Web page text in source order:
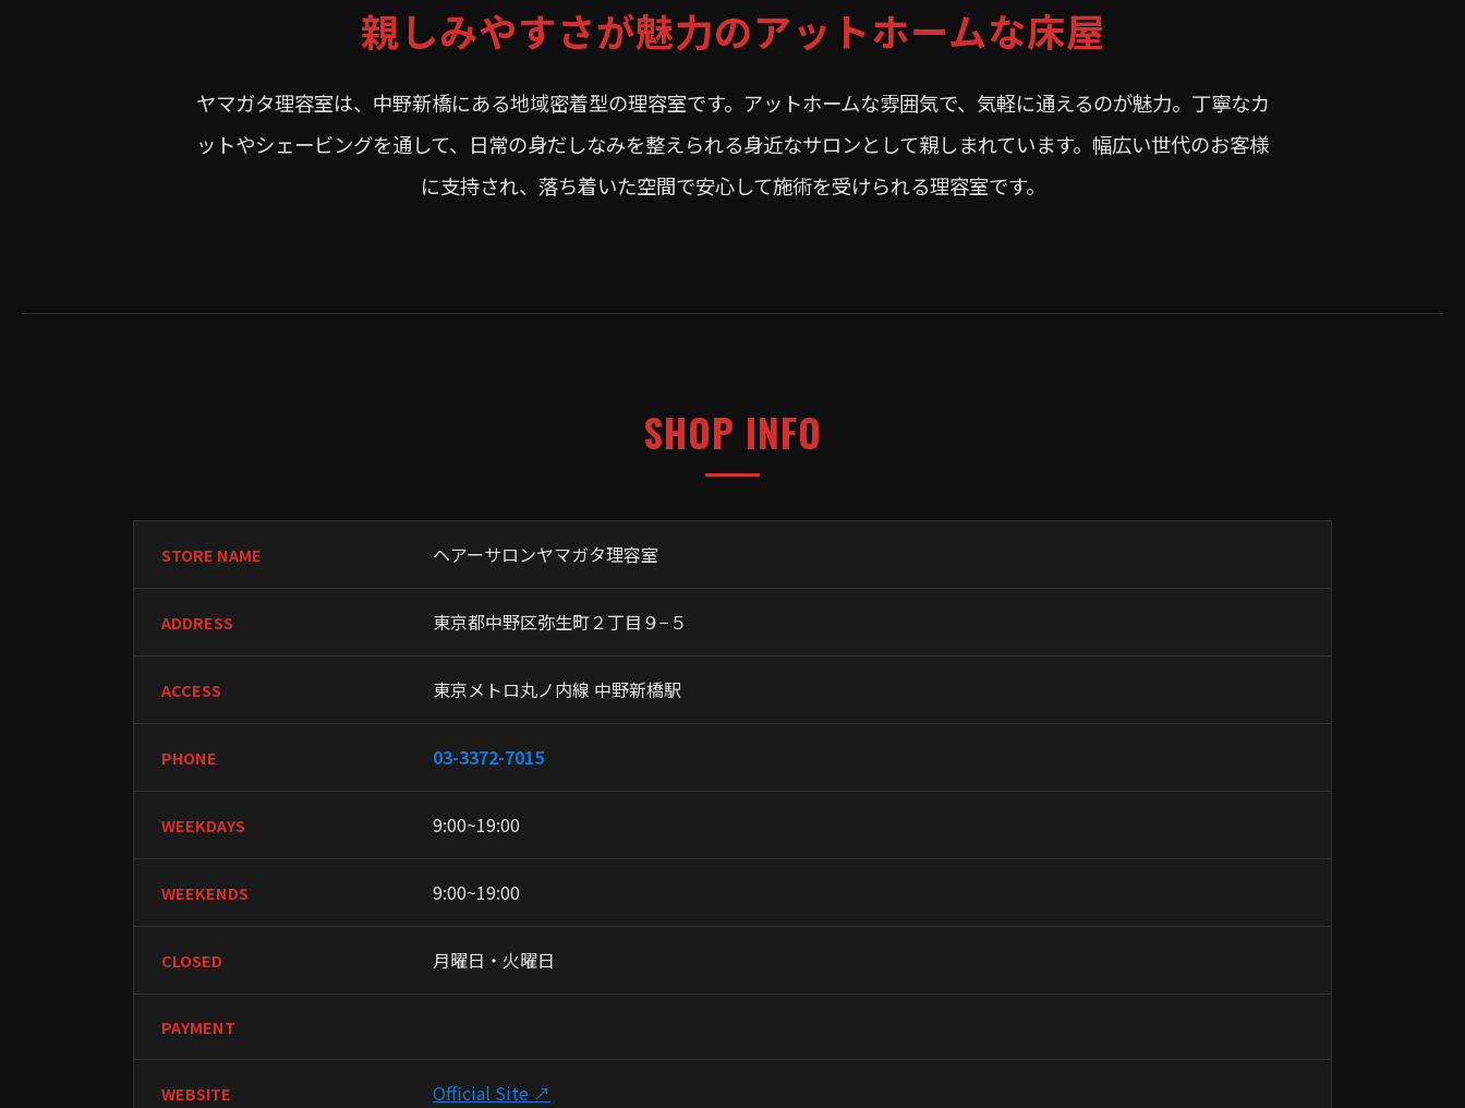
親しみやすさが魅力のアットホームな床屋
ヤマガタ理容室は、中野新橋にある地域密着型の理容室です。アットホームな雰囲気で、気軽に通えるのが魅力。丁寧なカ
ットやシェービングを通して、日常の身だしなみを整えられる身近なサロンとして親しまれています。幅広い世代のお客様
に支持され、落ち着いた空間で安心して施術を受けられる理容室です。
SHOP INFO
STORE NAME ヘアーサロンヤマガタ理容室
ADDRESS 東京都中野区弥生町２丁目９−５
ACCESS 東京メトロ丸ノ内線 中野新橋駅
PHONE 03-3372-7015
WEEKDAYS 9:00~19:00
WEEKENDS 9:00~19:00
CLOSED 月曜日・火曜日
PAYMENT
WEBSITE Official Site ↗